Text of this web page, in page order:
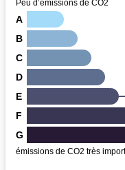
Peu d’émissions de CO2
A
B
C
D
E
F
G
émissions de CO2 très